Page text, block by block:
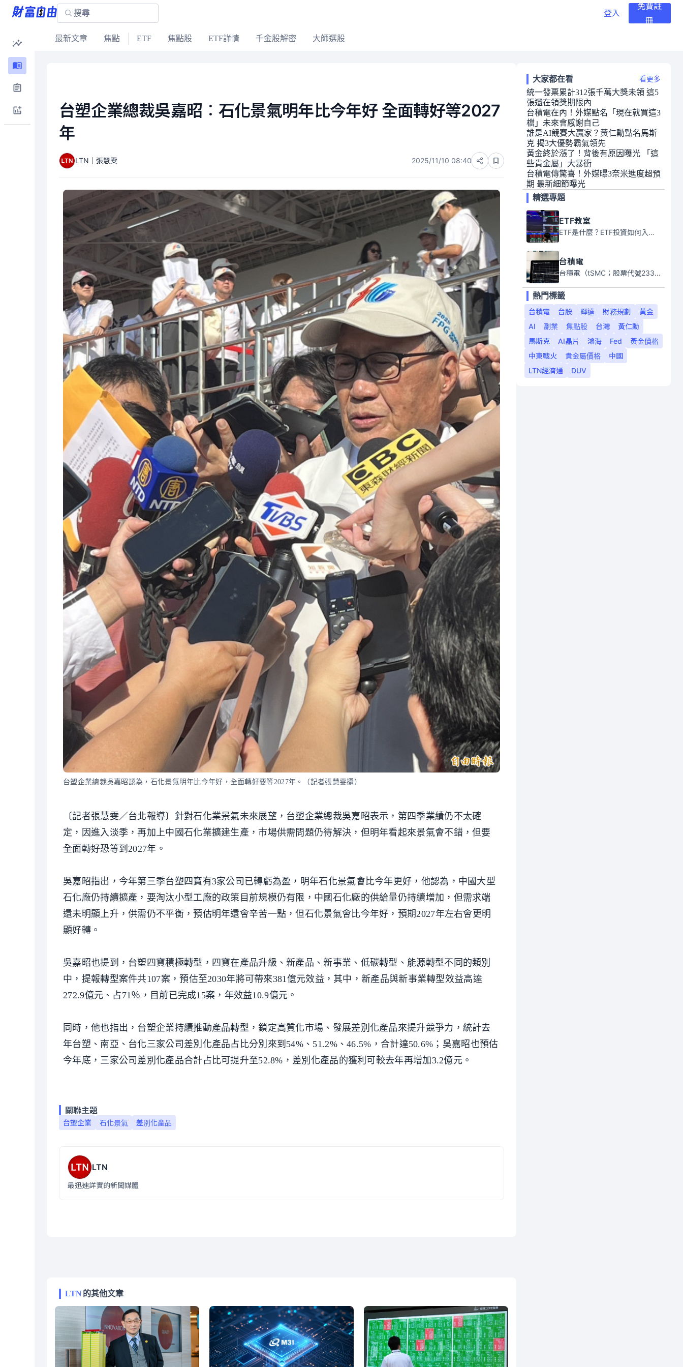
登入
免費註
冊
最新文章 焦點 ETF 焦點股 ETF詳情 千金股解密 大師選股
台塑企業總裁吳嘉昭︰石化景氣明年比今年好 全面轉好等2027
年
LTN｜張慧雯 2025/11/10 08:40
台塑企業總裁吳嘉昭認為，石化景氣明年比今年好，全面轉好要等2027年。（記者張慧雯攝）
〔記者張慧雯／台北報導〕針對石化業景氣未來展望，台塑企業總裁吳嘉昭表示，第四季業績仍不太確
定，因進入淡季，再加上中國石化業擴建生產，市場供需問題仍待解決，但明年看起來景氣會不錯，但要
全面轉好恐等到2027年。
吳嘉昭指出，今年第三季台塑四寶有3家公司已轉虧為盈，明年石化景氣會比今年更好，他認為，中國大型
石化廠仍持續擴產，要淘汰小型工廠的政策目前規模仍有限，中國石化廠的供給量仍持續增加，但需求端
還未明顯上升，供需仍不平衡，預估明年還會辛苦一點，但石化景氣會比今年好，預期2027年左右會更明
顯好轉。
吳嘉昭也提到，台塑四寶積極轉型，四寶在產品升級、新產品、新事業、低碳轉型、能源轉型不同的類別
中，提報轉型案件共107案，預估至2030年將可帶來381億元效益，其中，新產品與新事業轉型效益高達
272.9億元、占71％，目前已完成15案，年效益10.9億元。
同時，他也指出，台塑企業持續推動產品轉型，鎖定高質化市場、發展差別化產品來提升競爭力，統計去
年台塑、南亞、台化三家公司差別化產品占比分別來到54%、51.2%、46.5%，合計達50.6%；吳嘉昭也預估
今年底，三家公司差別化產品合計占比可提升至52.8%，差別化產品的獲利可較去年再增加3.2億元。
關聯主題
台塑企業 石化景氣 差別化產品
LTN
最迅速詳實的新聞媒體
LTN的其他文章
大家都在看 看更多
統一發票累計312張千萬大獎未領 這5
張還在領獎期限內
台積電在內！外媒點名「現在就買這3
檔」未來會感謝自己
誰是AI競賽大贏家？黃仁勳點名馬斯
克 揭3大優勢霸氣領先
黃金終於漲了！背後有原因曝光 「這
些貴金屬」大暴衝
台積電傳驚喜！外媒曝3奈米進度超預
期 最新細節曝光
精選專題
ETF教室
ETF是什麼？ETF投資如何入門？本系列專題文章將會告訴你新手必須知道的ETF基礎知識。
台積電
台積電（tSMC；股票代號2330）是全球領先的半導體代工公司，成立於1987年，總部位於台灣新竹。且已於美國、日本、德國及中國設廠，台積電是全球首家專業積體電路製造服務公司，也是全球最先進和最大規模的半導體代工廠。
熱門標籤
台積電
台股 輝達 財務規劃
黃金
AI
副業 焦點股 台灣
黃仁勳
馬斯克
AI晶片 鴻海 Fed
黃金價格
中東戰火
貴金屬價格
中國
LTN經濟通
DUV